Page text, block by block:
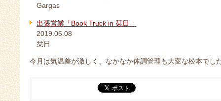
Gargas
出張営業「Book Truck in 栞日」
2019.06.08
栞日
今月は気温差が激しく、なかなか体調管理も大変な松本でし